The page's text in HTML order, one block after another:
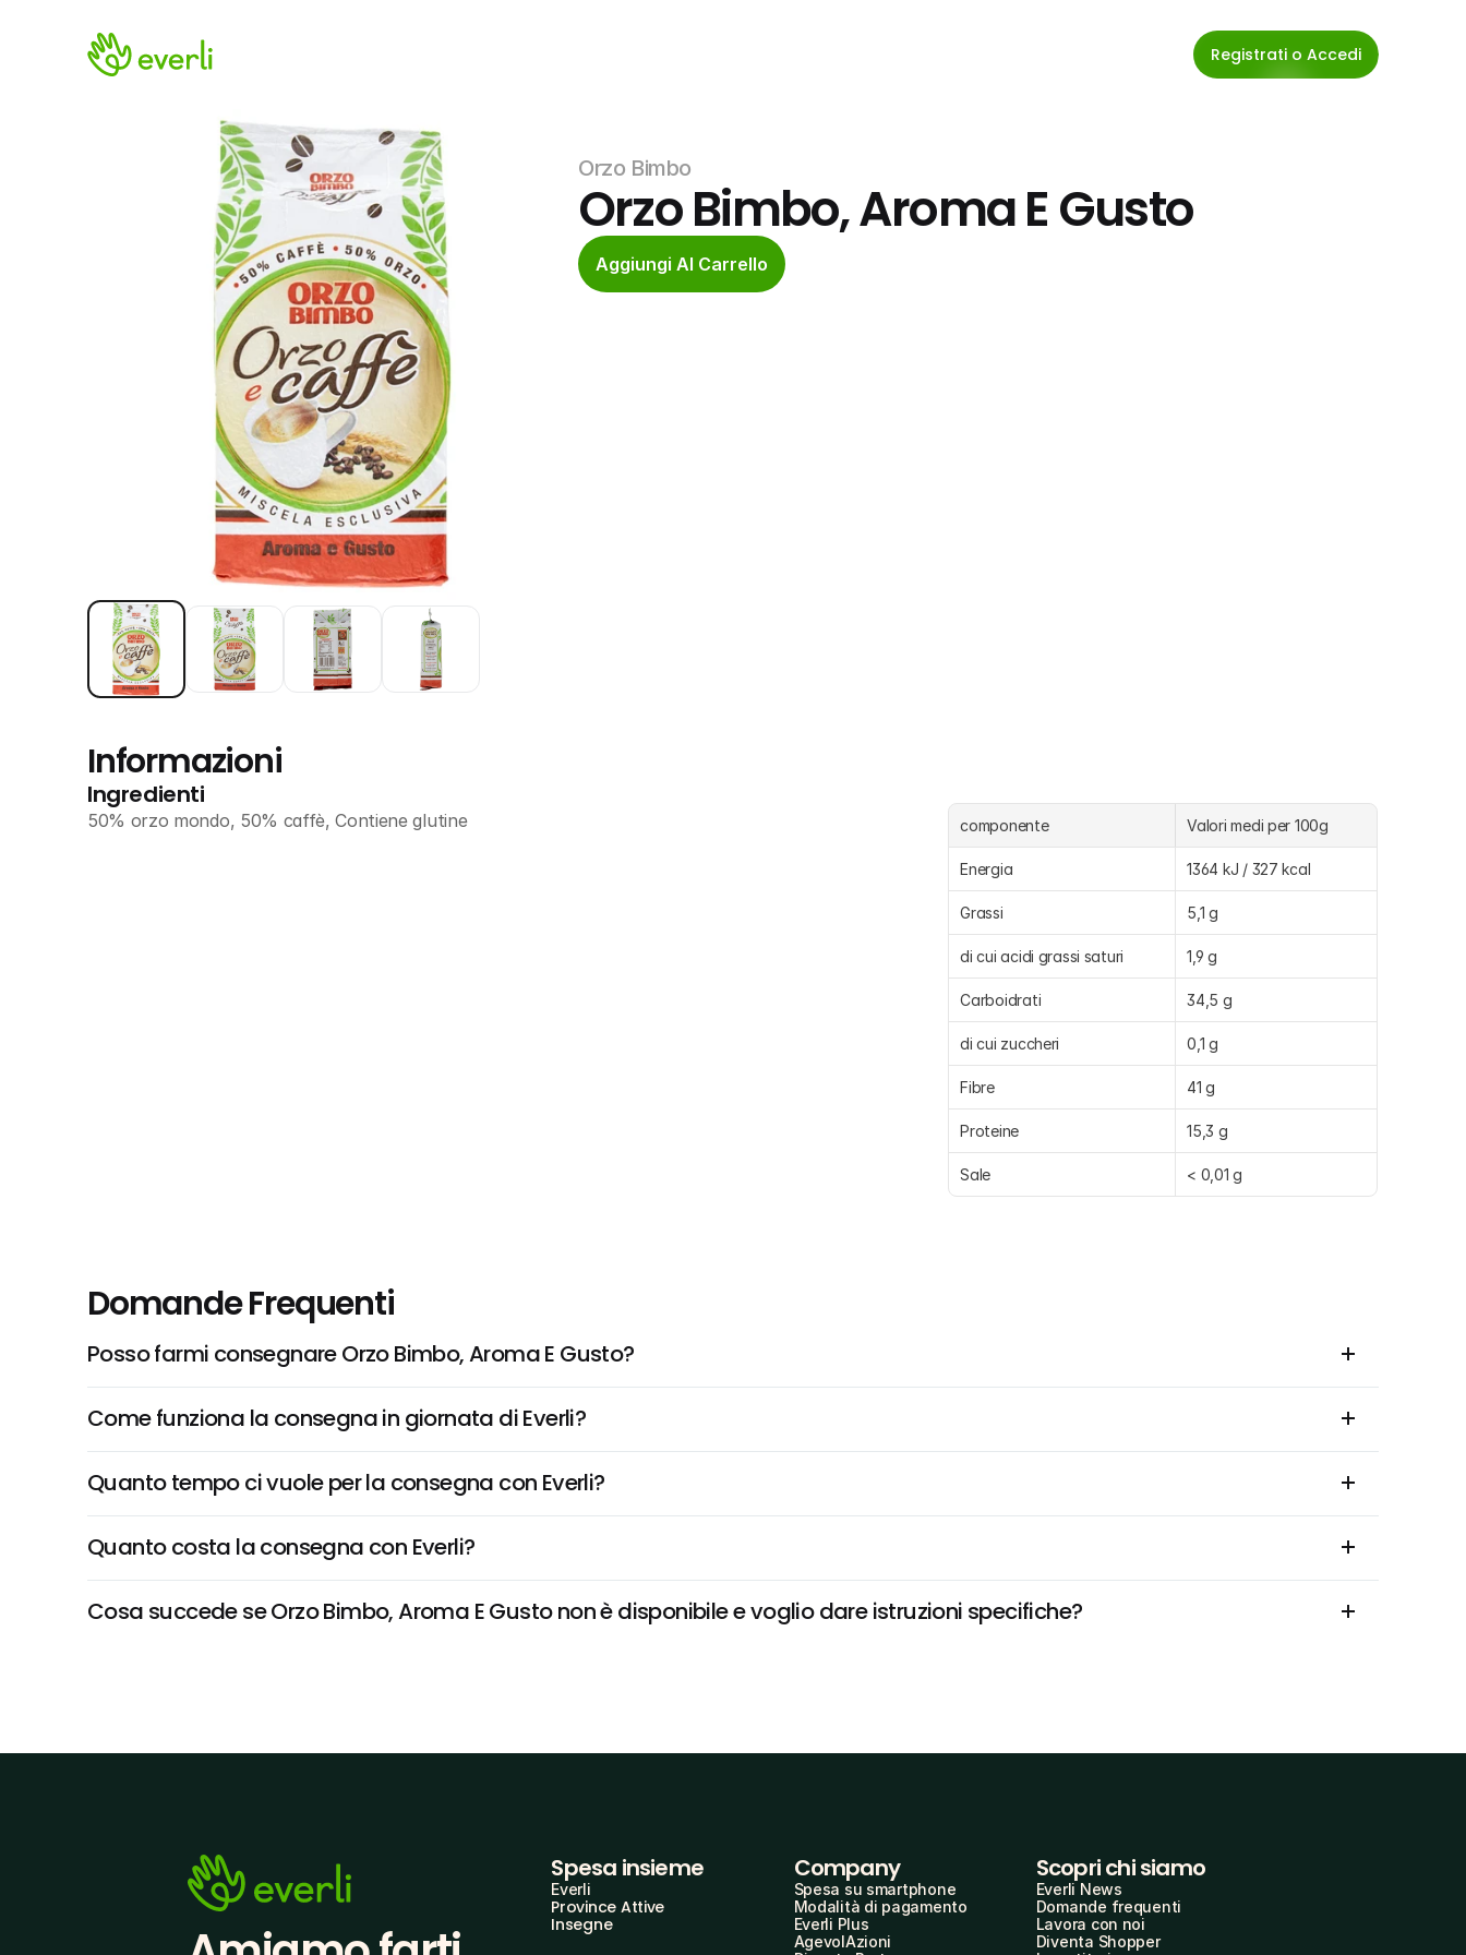
Registrati o Accedi
Orzo Bimbo
Orzo Bimbo, Aroma E Gusto
Aggiungi Al Carrello
Informazioni
Ingredienti
50% orzo mondo, 50% caffè, Contiene glutine componente Valori medi per 100g
Energia 1364 kJ / 327 kcal
Grassi 5,1 g
di cui acidi grassi saturi 1,9 g
Carboidrati 34,5 g
di cui zuccheri 0,1 g
Fibre 41 g
Proteine 15,3 g
Sale < 0,01 g
Domande Frequenti
Posso farmi consegnare Orzo Bimbo, Aroma E Gusto?
Come funziona la consegna in giornata di Everli?
Quanto tempo ci vuole per la consegna con Everli?
Quanto costa la consegna con Everli?
Cosa succede se Orzo Bimbo, Aroma E Gusto non è disponibile e voglio dare istruzioni specifiche?
Spesa insieme
Everli
Province Attive
Insegne
Company
Spesa su smartphone
Modalità di pagamento
Everli Plus
AgevolAzioni
Scopri chi siamo
Everli News
Domande frequenti
Lavora con noi
Diventa Shopper